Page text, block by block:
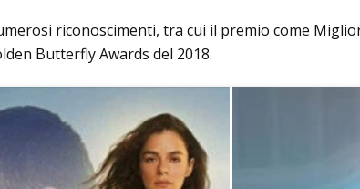
riconoscimenti, tra cui il premio come
Butterfly Awards del 2018.